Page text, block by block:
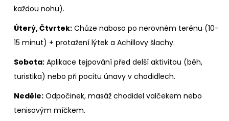
každou nohu).
Úterý, Čtvrtek: Chůze naboso po nerovném terénu (10-
15 minut) + protažení lýtek a Achillovy šlachy.
Sobota: Aplikace tejpování před delší aktivitou (běh,
turistika) nebo při pocitu únavy v chodidlech.
Neděle: Odpočinek, masáž chodidel valčekem nebo
tenisovým míčkem.